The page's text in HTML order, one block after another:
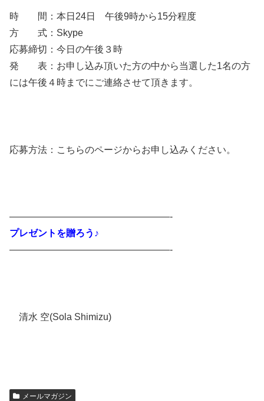
時 間：本日24日 午後9時から15分程度
方 式：Skype
応募締切：今日の午後３時
発 表：お申し込み頂いた方の中から当選した1名の方
には午後４時までにご連絡させて頂きます。
応募方法：こちらのページからお申し込みください。
—————————————————-
プレゼントを贈ろう♪
—————————————————-
清水 空(Sola Shimizu)
メールマガジン